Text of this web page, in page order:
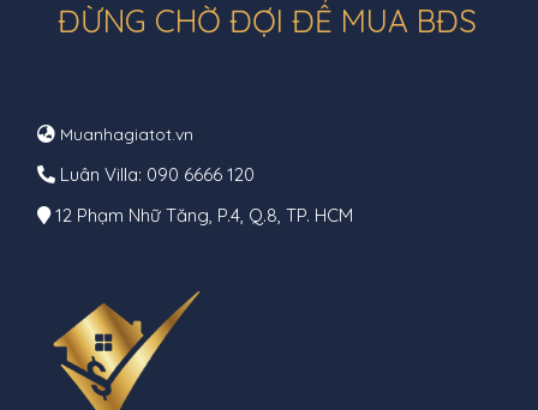
ĐỪNG CHỜ ĐỢI ĐỂ MUA BĐS
Muanhagiatot.vn
Luân Villa: 090 6666 120
12 Phạm Nhữ Tăng, P.4, Q.8, TP. HCM